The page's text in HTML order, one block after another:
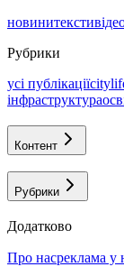
новинитексти
Рубрики
усі публікації
інфраструктура
Контент
Рубрики
Додатково
про насреклама у